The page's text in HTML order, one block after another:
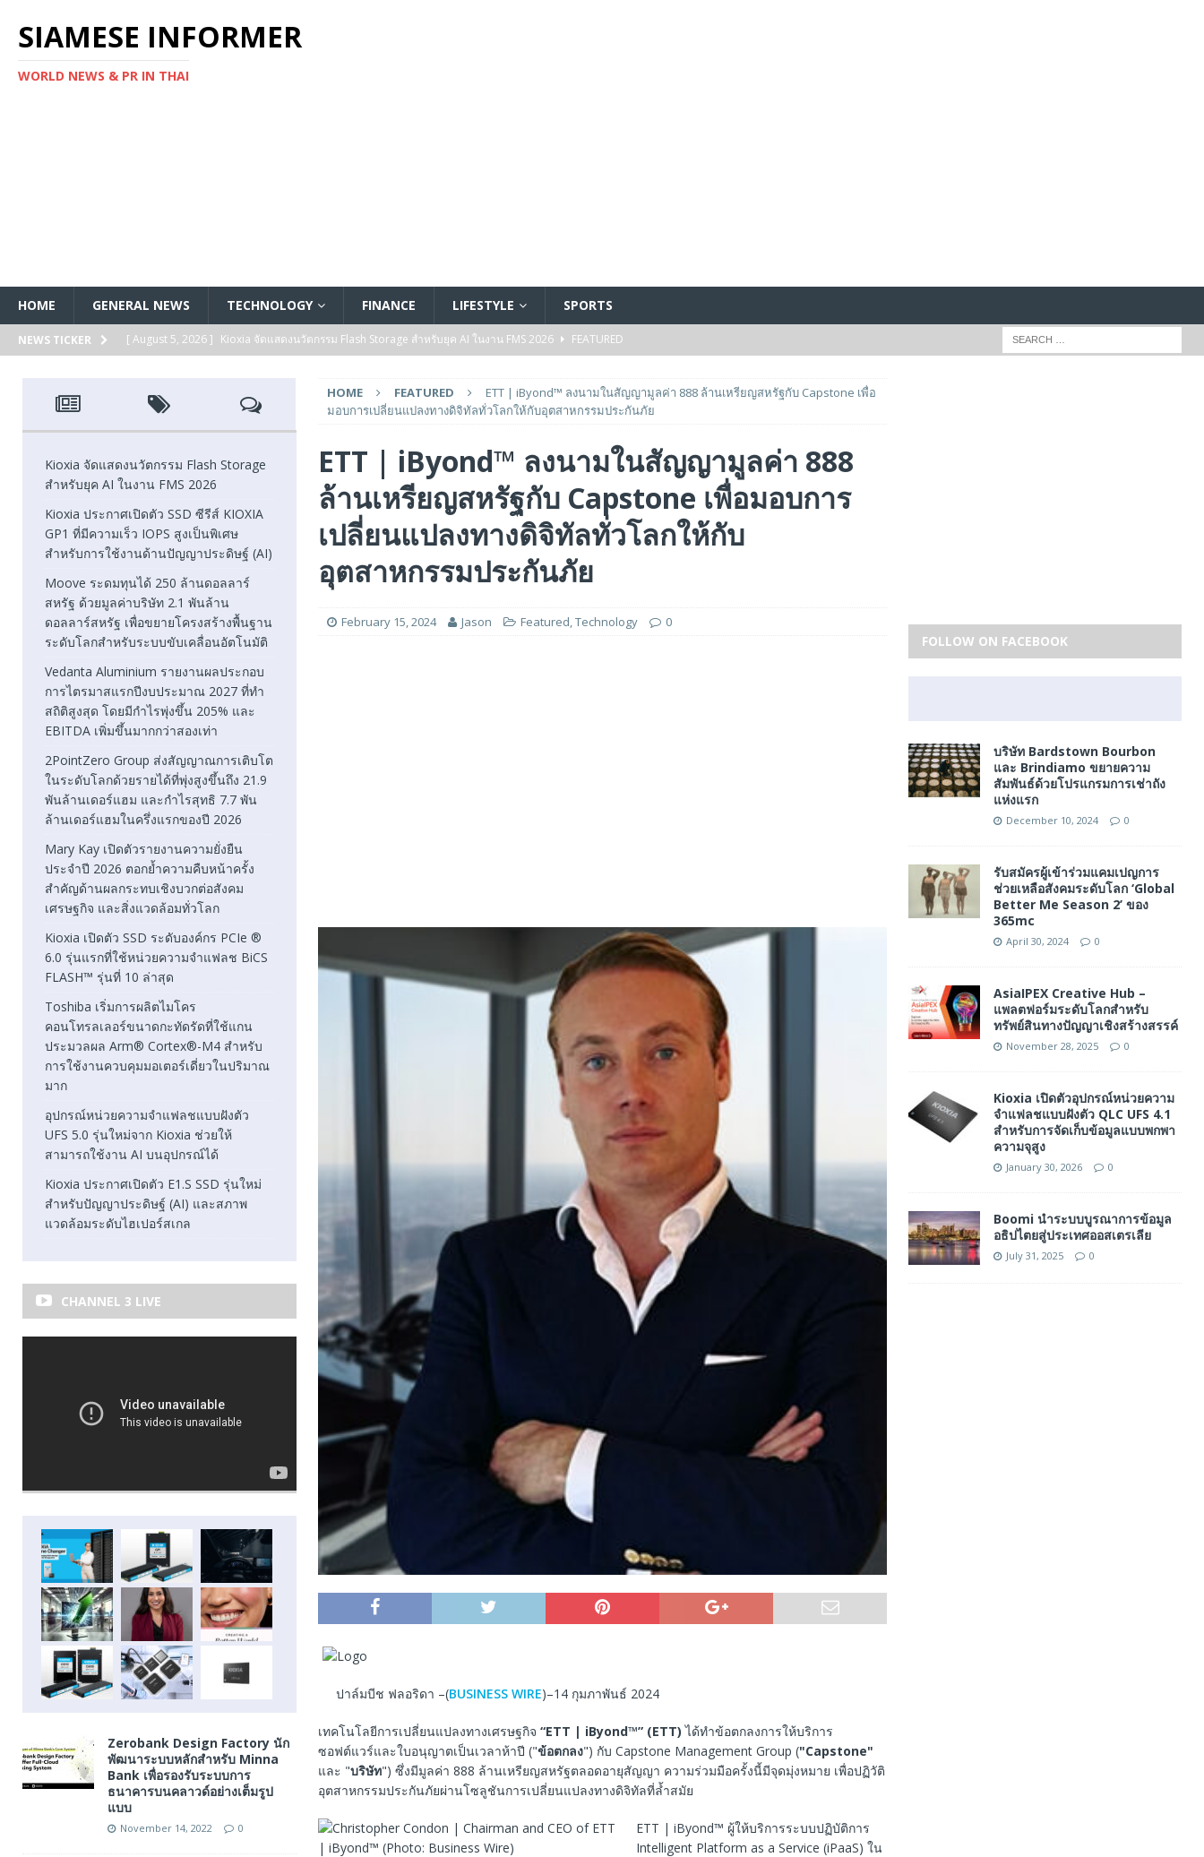
SIAMESE INFORMER
WORLD NEWS & PR IN THAI
HOME GENERAL NEWS TECHNOLOGY FINANCE LIFESTYLE SPORTS
NEWS TICKER [ August 5, 2026 ] Kioxia จัดแสดงนวัตกรรม Flash Storage สำหรับยุค AI ในงาน FMS 2026
FEATURED
FEATURED
[ August 5, 2026 ] Moove ระดมทุนได้ 250 ล้านดอลลาร์สหรัฐ ด้วยมูลค่าบริษัท 2.1 พันล้านดอลลาร์สหรัฐ เพื่อขยายโครงสร้างพื้นฐานระดับ
โลกสำหรับระบบขับเคลื่อนอัตโนมัติ
FEATURED
[ August 5, 2026 ]
Vedanta Aluminium รายงานผลประกอบการไตรมาสแรกปีงบประมาณ 2027 ที่ทำสถิติสูงสุด โดยมีกำไรพุ่งขึ้น 205% และ
EBITDA เพิ่มขึ้นมากกว่าสองเท่า
[ August 1, 2026 ] 2PointZero Group ส่งสัญญาณการเติบโตในระดับโลกด้วยรายได้ที่พุ่งสูงขึ้นถึง 21.9 พันล้านเดอร์แฮม และกำไรสุทธิ 7.7
พันล้านเดอร์แฮมในครึ่งแรกของปี 2026
FEATURED
HOME FEATURED
ETT | iByond™ ลงนามในสัญญามูลค่า 888 ล้านเหรียญสหรัฐกับ Capstone เพื่อ
มอบการเปลี่ยนแปลงทางดิจิทัลทั่วโลกให้กับอุตสาหกรรมประกันภัย
ETT | iByond™ ลงนามในสัญญามูลค่า 888
ล้านเหรียญสหรัฐกับ Capstone เพื่อมอบการ
เปลี่ยนแปลงทางดิจิทัลทั่วโลกให้กับ
อุตสาหกรรมประกันภัย
February 15, 2024 Jason Featured,Technology 0
ปาล์มบีช ฟลอริดา –(BUSINESS WIRE)–14 กุมภาพันธ์ 2024
เทคโนโลยีการเปลี่ยนแปลงทางเศรษฐกิจ “ETT | iByond™” (ETT)ได้ทำข้อตกลงการให้บริการ
ซอฟต์แวร์และใบอนุญาตเป็นเวลาห้าปี ("ข้อตกลง") กับ Capstone Management Group ("Capstone"
และ "บริษัท") ซึ่งมีมูลค่า 888 ล้านเหรียญสหรัฐตลอดอายุสัญญา ความร่วมมือครั้งนี้มีจุดมุ่งหมาย เพื่อปฏิวัติ
อุตสาหกรรมประกันภัยผ่านโซลูชันการเปลี่ยนแปลงทางดิจิทัลที่ล้ำสมัย
ETT | iByond™ ผู้ให้บริการระบบปฏิบัติการ
Intelligent Platform as a Service (iPaaS) ใน
Kioxia จัดแสดงนวัตกรรม Flash Storage
สำหรับยุค AI ในงาน FMS 2026
Kioxia ประกาศเปิดตัว SSD ซีรีส์ KIOXIA
GP1 ที่มีความเร็ว IOPS สูงเป็นพิเศษ
สำหรับการใช้งานด้านปัญญาประดิษฐ์ (AI)
Moove ระดมทุนได้ 250 ล้านดอลลาร์
สหรัฐ ด้วยมูลค่าบริษัท 2.1 พันล้าน
ดอลลาร์สหรัฐ เพื่อขยายโครงสร้างพื้นฐาน
ระดับโลกสำหรับระบบขับเคลื่อนอัตโนมัติ
Vedanta Aluminium รายงานผลประกอบ
การไตรมาสแรกปีงบประมาณ 2027 ที่ทำ
สถิติสูงสุด โดยมีกำไรพุ่งขึ้น 205% และ
EBITDA เพิ่มขึ้นมากกว่าสองเท่า
2PointZero Group ส่งสัญญาณการเติบโต
ในระดับโลกด้วยรายได้ที่พุ่งสูงขึ้นถึง 21.9
พันล้านเดอร์แฮม และกำไรสุทธิ 7.7 พัน
ล้านเดอร์แฮมในครึ่งแรกของปี 2026
Mary Kay เปิดตัวรายงานความยั่งยืน
ประจำปี 2026 ตอกย้ำความคืบหน้าครั้ง
สำคัญด้านผลกระทบเชิงบวกต่อสังคม
เศรษฐกิจ และสิ่งแวดล้อมทั่วโลก
Kioxia เปิดตัว SSD ระดับองค์กร PCIe ®
6.0 รุ่นแรกที่ใช้หน่วยความจำแฟลช BiCS
FLASH™ รุ่นที่ 10 ล่าสุด
Toshiba เริ่มการผลิตไมโคร
คอนโทรลเลอร์ขนาดกะทัดรัดที่ใช้แกน
ประมวลผล Arm® Cortex®-M4 สำหรับ
การใช้งานควบคุมมอเตอร์เดี่ยวในปริมาณ
มาก
อุปกรณ์หน่วยความจำแฟลชแบบฝังตัว
UFS 5.0 รุ่นใหม่จาก Kioxia ช่วยให้
สามารถใช้งาน AI บนอุปกรณ์ได้
Kioxia ประกาศเปิดตัว E1.S SSD รุ่นใหม่
สำหรับปัญญาประดิษฐ์ (AI) และสภาพ
แวดล้อมระดับไฮเปอร์สเกล
CHANNEL 3 LIVE
Zerobank Design Factory นัก
พัฒนาระบบหลักสำหรับ Minna
Bank เพื่อรองรับระบบการ
ธนาคารบนคลาวด์อย่างเต็มรูป
แบบ
November 14, 2022 0
FOLLOW ON FACEBOOK
บริษัท Bardstown Bourbon
และ Brindiamo ขยายความ
สัมพันธ์ด้วยโปรแกรมการเช่าถัง
แห่งแรก
December 10, 2024 0
รับสมัครผู้เข้าร่วมแคมเปญการ
ช่วยเหลือสังคมระดับโลก ‘Global
Better Me Season 2’ ของ
365mc
April 30, 2024 0
AsiaIPEX Creative Hub –
แพลตฟอร์มระดับโลกสำหรับ
ทรัพย์สินทางปัญญาเชิงสร้างสรรค์
November 28, 2025 0
Kioxia เปิดตัวอุปกรณ์หน่วยความ
จำแฟลชแบบฝังตัว QLC UFS 4.1
สำหรับการจัดเก็บข้อมูลแบบพกพา
ความจุสูง
January 30, 2026 0
Boomi นำระบบบูรณาการข้อมูล
อธิปไตยสู่ประเทศออสเตรเลีย
July 31, 2025 0